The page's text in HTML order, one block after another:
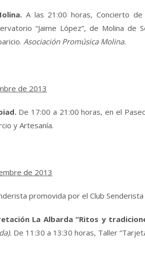
A las 21:00 horas, Concierto
“Jaime López”, de Molina de
Asociación Promúsica Molina.
de 2013
De 17:00 a 21:00 horas, en el
y Artesanía.
de 2013
promovida por el Club Senderista
La Albarda “Ritos y
De 11:30 a 13:30 horas, Taller